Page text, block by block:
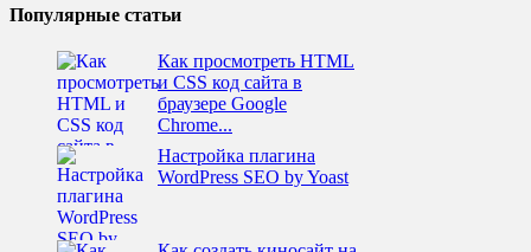
Популярные статьи
Как просмотреть HTML
и CSS код сайта в
браузере Google
Chrome...
Настройка плагина
WordPress SEO by Yoast